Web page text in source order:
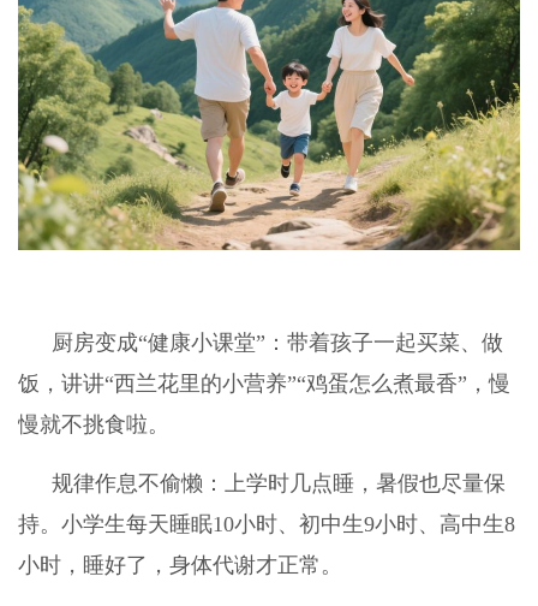
厨房变成“健康小课堂”：带着孩子一起买菜、做
饭，讲讲“西兰花里的小营养”“鸡蛋怎么煮最香”，慢
慢就不挑食啦。
规律作息不偷懒：上学时几点睡，暑假也尽量保
持。小学生每天睡眠10小时、初中生9小时、高中生8
小时，睡好了，身体代谢才正常。